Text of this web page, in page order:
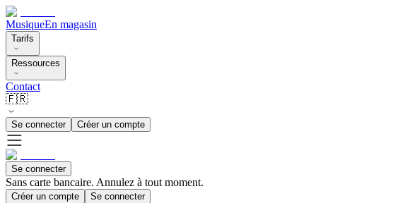
MusiqueEn magasin
Tarifs
Ressources
Contact
🇫🇷
Se connecter Créer un compte
Se connecter
Sans carte bancaire. Annulez à tout moment.
Créer un compte Se connecter